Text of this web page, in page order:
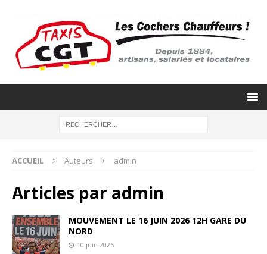
ACCUEIL Auteurs admin
Articles par admin
MOUVEMENT LE 16 JUIN 2026 12H GARE DU
NORD
10 juin 2026